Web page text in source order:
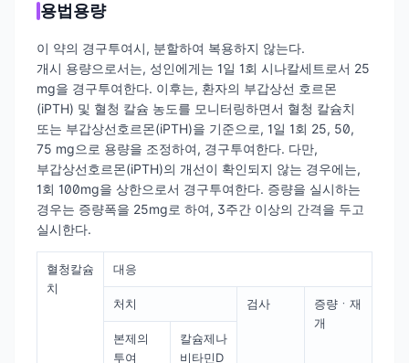
용법용량
이 약의 경구투여시, 분할하여 복용하지 않는다.
개시 용량으로서는, 성인에게는 1일 1회 시나칼세트로서 25
mg을 경구투여한다. 이후는, 환자의 부갑상선 호르몬
(iPTH) 및 혈청 칼슘 농도를 모니터링하면서 혈청 칼슘치
또는 부갑상선호르몬(iPTH)을 기준으로, 1일 1회 25, 50,
75 mg으로 용량을 조정하여, 경구투여한다. 다만,
부갑상선호르몬(iPTH)의 개선이 확인되지 않는 경우에는,
1회 100mg을 상한으로서 경구투여한다. 증량을 실시하는
경우는 증량폭을 25mg로 하여, 3주간 이상의 간격을 두고
실시한다.
혈청칼슘
치
대응
처치 검사
증량ㆍ재
개
본제의
투여
칼슘제나
비타민D